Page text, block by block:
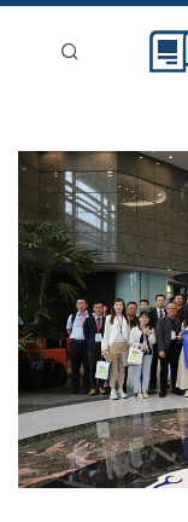
新聞稿分類
登入
刊登